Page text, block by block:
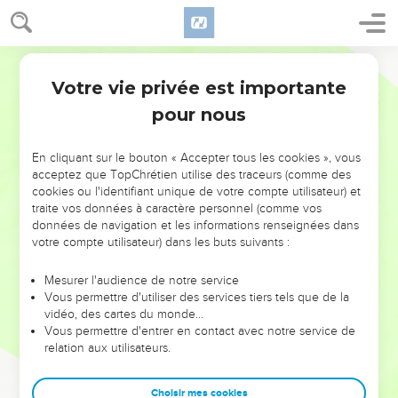
NE MANQUEZ PAS L’ÉVÉNEMENT
DE L’ANNÉE !
ET SI LEURS ERREURS POUVAIENT VOUS ÉVITER LES
VOTRES ?
leur foi ou leur vision. Mais on voit moins les doutes, les erreurs
et les saisons difficiles qu'ils ont traversés, alors même que ce
sont elles qui les ont façonnés.
Dans cette conférence, leaders, entrepreneurs, et responsables
clés pour avancer avec plus de sagesse afin que leurs erreurs
Votre vie privée est importante
pour nous
En cliquant sur le bouton « Accepter tous les cookies », vous
acceptez que TopChrétien utilise des traceurs (comme des
cookies ou l'identifiant unique de votre compte utilisateur) et
traite vos données à caractère personnel (comme vos
données de navigation et les informations renseignées dans
votre compte utilisateur) dans les buts suivants :
Mesurer l'audience de notre service
Vous permettre d'utiliser des services tiers tels que de la
vidéo, des cartes du monde…
Vous permettre d'entrer en contact avec notre service de
relation aux utilisateurs.
Choisir mes cookies